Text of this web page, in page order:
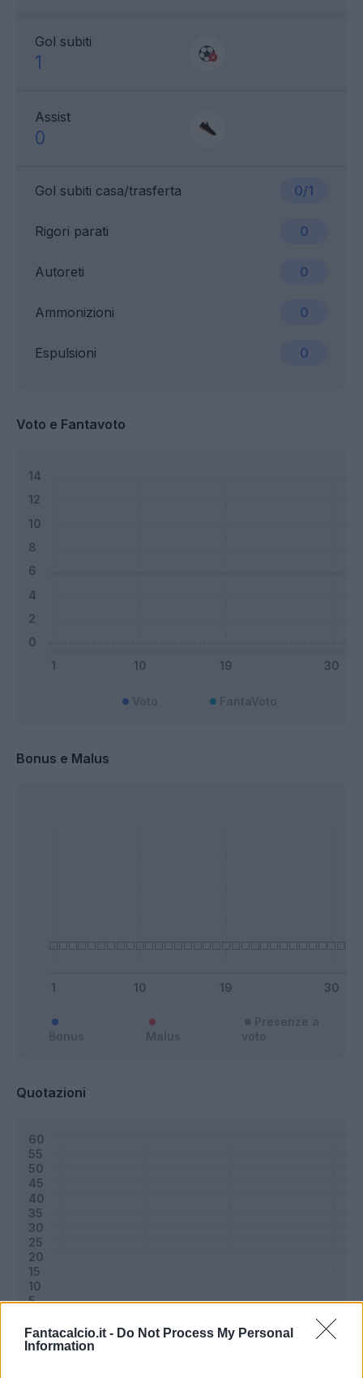
Fantacalcio.it - Do Not Process My Personal
Information
Gol subiti
1
Assist
0
Gol subiti casa/trasferta 0/1
Ammonizioni 0
Rigori parati 0
Espulsioni 0
Autoreti 0
Voto e Fantavoto
Bonus e Malus
Quotazioni